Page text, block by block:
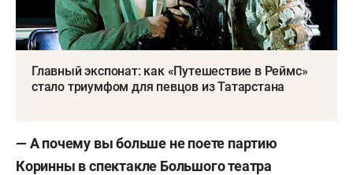
Главный экспонат: как «Путешествие в Реймс»
стало триумфом для певцов из Татарстана
— А почему вы больше не поете партию
Коринны в спектакле Большого театра